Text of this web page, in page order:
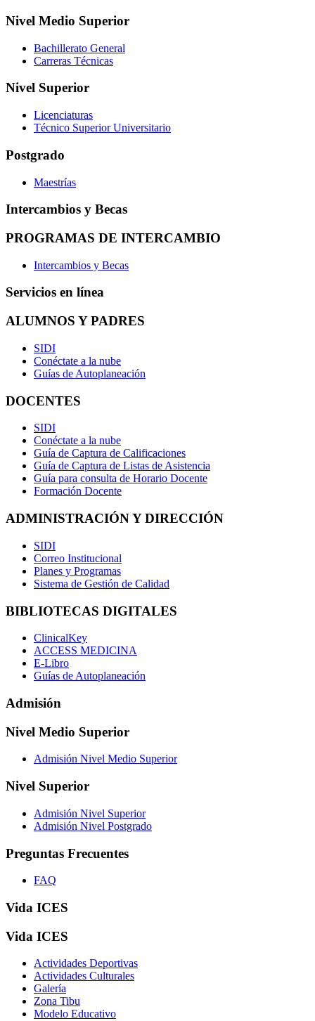
Nivel Medio Superior
Bachillerato General
Carreras Técnicas
Nivel Superior
Licenciaturas
Técnico Superior Universitario
Postgrado
Maestrías
Intercambios y Becas
PROGRAMAS DE INTERCAMBIO
Intercambios y Becas
Servicios en línea
ALUMNOS Y PADRES
SIDI
Conéctate a la nube
Guías de Autoplaneación
DOCENTES
SIDI
Conéctate a la nube
Guía de Captura de Calificaciones
Guía de Captura de Listas de Asistencia
Guía para consulta de Horario Docente
Formación Docente
ADMINISTRACIÓN Y DIRECCIÓN
SIDI
Correo Institucional
Planes y Programas
Sistema de Gestión de Calidad
BIBLIOTECAS DIGITALES
ClinicalKey
ACCESS MEDICINA
E-Libro
Guías de Autoplaneación
Admisión
Nivel Medio Superior
Admisión Nivel Medio Superior
Nivel Superior
Admisión Nivel Superior
Admisión Nivel Postgrado
Preguntas Frecuentes
FAQ
Vida ICES
Vida ICES
Actividades Deportivas
Actividades Culturales
Galería
Zona Tibu
Modelo Educativo